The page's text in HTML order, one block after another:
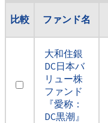
比較 ファンド名
大和住銀
DC日本バ
リュー株
ファンド
『愛称：
DC黒潮』